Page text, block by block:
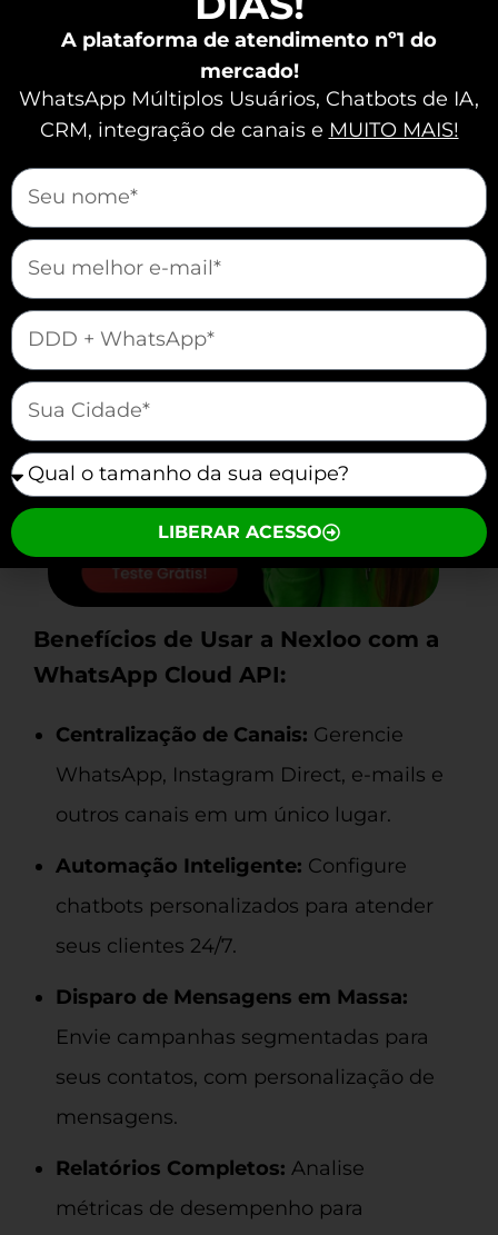
avançadas, a plataforma facilita a
integração da API e oferece recursos
indispensáveis para um atendimento de
excelência.
Vamos vender e atender melhor juntos?
Benefícios de Usar a Nexloo com a
WhatsApp Cloud API:
Centralização de Canais: Gerencie
WhatsApp, Instagram Direct, e-mails e
outros canais em um único lugar.
Automação Inteligente: Configure
chatbots personalizados para atender
seus clientes 24/7.
Disparo de Mensagens em Massa:
Envie campanhas segmentadas para
seus contatos, com personalização de
mensagens.
Relatórios Completos: Analise
métricas de desempenho para
A plataforma de atendimento nº1 do
mercado!
WhatsApp Múltiplos Usuários, Chatbots de IA,
CRM, integração de canais e MUITO MAIS!
mauticform[nome]
mauticform[email]
mauticform[telefone]
mauticform[cidade]
mauticform[equipe]
LIBERAR ACESSO